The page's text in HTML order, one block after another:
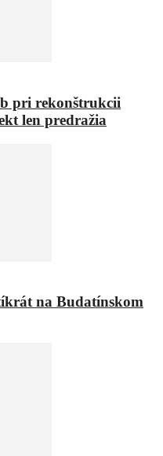
pri rekonštrukcii
len predražia
na Budatínskom